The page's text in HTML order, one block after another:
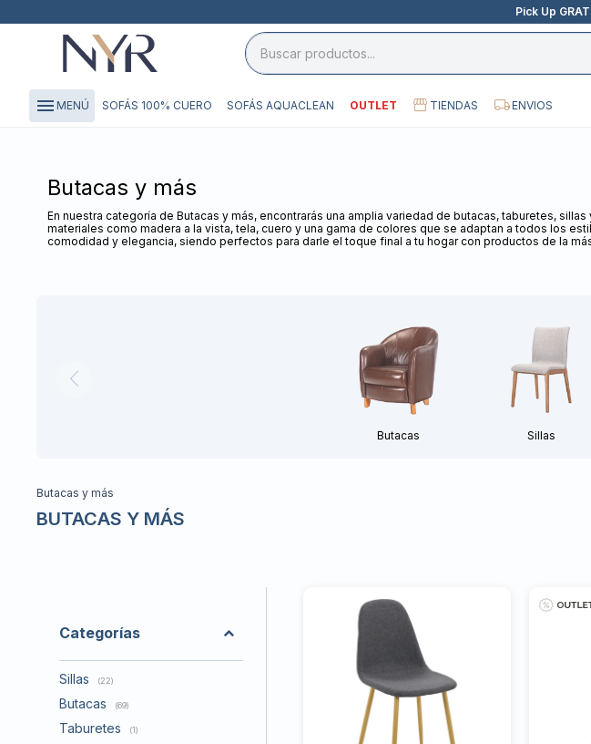
Pick Up
menu MENÚ SOFÁS 100% CUERO SOFÁS AQUACLEAN OUTLET TIENDAS ENVIOS
Butacas y más
En nuestra categoría de Butacas y más, encontrarás una amplia variedad de butacas, taburetes,
materiales como madera a la vista, tela, cuero y una gama de colores que se adaptan a todos los
comodidad y elegancia, siendo perfectos para darle el toque final a tu hogar con productos de la
Butacas Sillas
Butacas y más
BUTACAS Y MÁS
Categorías
Sillas (22)
Butacas (69)
Taburetes (1)
close